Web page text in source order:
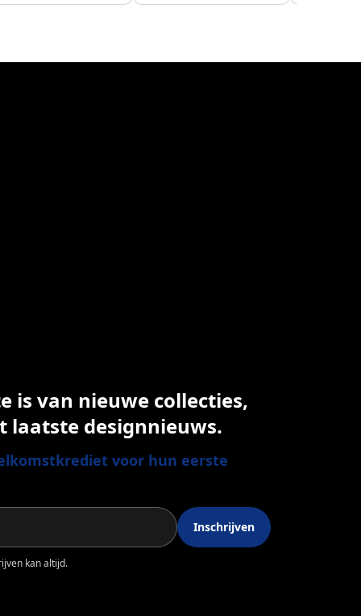
is van nieuwe collecties,
laatste designnieuws.
voor hun eerste
Inschrijven
kan altijd.